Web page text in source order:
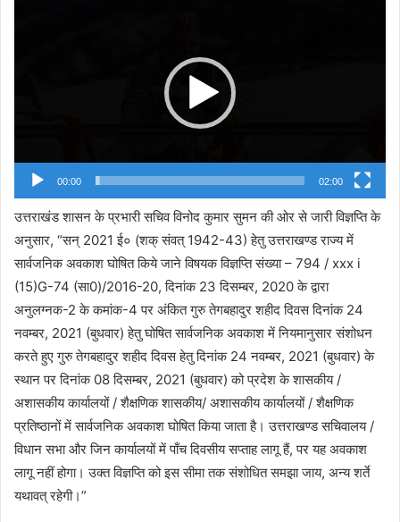
00:00 02:00
उत्तराखंड शासन के प्रभारी सचिव विनोद कुमार सुमन की ओर से जारी विज्ञप्ति के
अनुसार, “सन् 2021 ई० (शक् संवत् 1942-43) हेतु उत्तराखण्ड राज्य में
सार्वजनिक अवकाश घोषित किये जाने विषयक विज्ञप्ति संख्या – 794 / xxx i
(15)G-74 (सा0)/2016-20, दिनांक 23 दिसम्बर, 2020 के द्वारा
अनुलग्नक-2 के कमांक-4 पर अंकित गुरु तेगबहादुर शहीद दिवस दिनांक 24
नवम्बर, 2021 (बुधवार) हेतु घोषित सार्वजनिक अवकाश में नियमानुसार संशोधन
करते हुए गुरु तेगबहादुर शहीद दिवस हेतु दिनांक 24 नवम्बर, 2021 (बुधवार) के
स्थान पर दिनांक 08 दिसम्बर, 2021 (बुधवार) को प्रदेश के शासकीय /
अशासकीय कार्यालयों / शैक्षणिक शासकीय/ अशासकीय कार्यालयों / शैक्षणिक
प्रतिष्ठानों में सार्वजनिक अवकाश घोषित किया जाता है। उत्तराखण्ड सचिवालय /
विधान सभा और जिन कार्यालयों में पाँच दिवसीय सप्ताह लागू हैं, पर यह अवकाश
लागू नहीं होगा। उक्त विज्ञप्ति को इस सीमा तक संशोधित समझा जाय, अन्य शर्ते
यथावत् रहेगी।”